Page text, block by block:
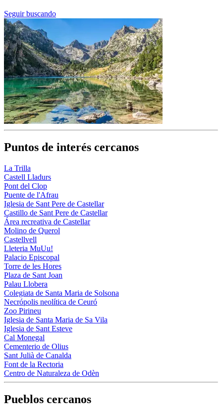
Seguir buscando
Puntos de interés cercanos
La Trilla
Castell Lladurs
Pont del Clop
Puente de l'Afrau
Iglesia de Sant Pere de Castellar
Castillo de Sant Pere de Castellar
Área recreativa de Castellar
Molino de Querol
Castellvell
Lleteria MuUu!
Palacio Episcopal
Torre de les Hores
Plaza de Sant Joan
Palau Llobera
Colegiata de Santa Maria de Solsona
Necrópolis neolítica de Ceuró
Zoo Pirineu
Iglesia de Santa Maria de Sa Vila
Iglesia de Sant Esteve
Cal Monegal
Cementerio de Olius
Sant Julià de Canalda
Font de la Rectoria
Centro de Naturaleza de Odèn
Pueblos cercanos